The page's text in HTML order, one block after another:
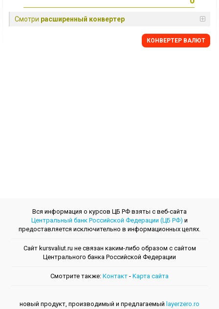
Смотри расширенный конвертер
КОНВЕРТЕР ВАЛЮТ
Вся информация о курсов ЦБ РФ взяты с веб-сайта
Центральный банк Российской Федерации (ЦБ РФ) и
предоставляется исключительно в информационных целях.
Сайт kursvaliut.ru не связан каким-либо образом с сайтом
Центрального банкa Российской Федерации
Смотрите также: Контакт - Kарта сайта
новый продукт, производимый и предлагаемый layerzero.ro